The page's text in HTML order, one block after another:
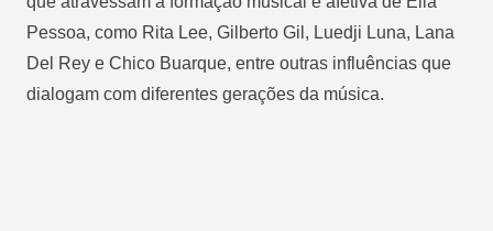
Pessoa, como Rita Lee, Gilberto Gil, Luedji Luna, Lana
Del Rey e Chico Buarque, entre outras influências que
dialogam com diferentes gerações da música.